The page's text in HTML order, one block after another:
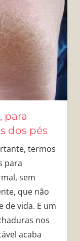
para
dos pés
termos
para
sem
que não
de vida. E um
nos
acaba